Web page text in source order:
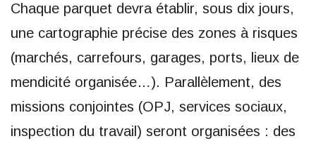
Chaque parquet devra établir, sous dix jours,
une cartographie précise des zones à risques
(marchés, carrefours, garages, ports, lieux de
mendicité organisée…). Parallèlement, des
missions conjointes (OPJ, services sociaux,
inspection du travail) seront organisées : des